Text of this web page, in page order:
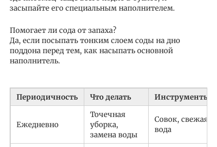
засыпайте его специальным наполнителем.
Помогает ли сода от запаха?
Да, если посыпать тонким слоем соды на дно
поддона перед тем, как насыпать основной
наполнитель.
Периодичность Что делать Инструменты
Ежедневно
Точечная
уборка,
замена воды
Совок, свежая
вода